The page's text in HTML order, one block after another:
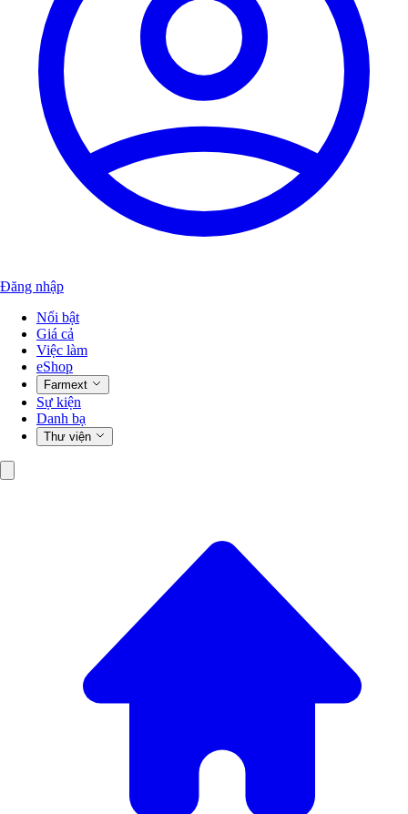
Đăng nhập
Nổi bật
Giá cả
Việc làm
eShop
Farmext
Sự kiện
Danh bạ
Thư viện